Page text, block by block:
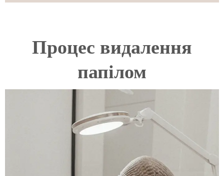
Процес видалення
папілом